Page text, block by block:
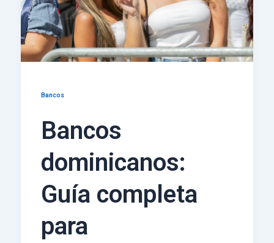
Bancos
Bancos
dominicanos:
Guía completa
para